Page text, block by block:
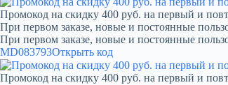
Промокод на скидку 400 руб. на первый и
При первом заказе, новые и постоянные
При первом заказе, новые и постоянные
MD083793Открыть код
Промокод на скидку 400 руб. на первый и